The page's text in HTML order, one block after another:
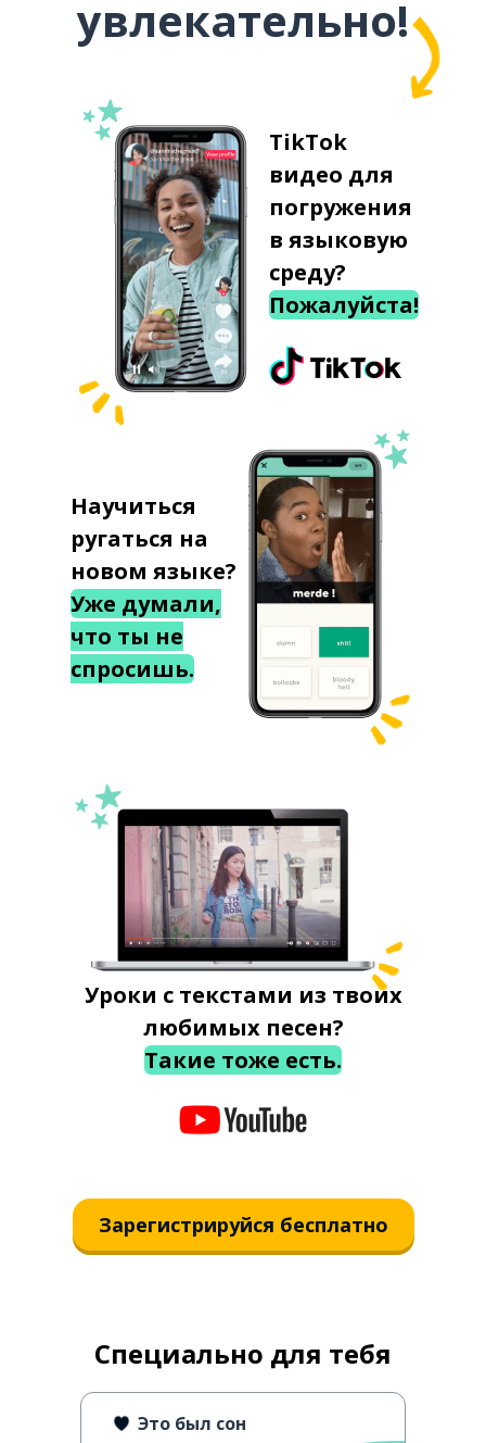
увлекательно!
TikTok
видео для
погружения
в языковую
среду?
Пожалуйста!
Научиться
ругаться на
новом языке?
Уже думали,
что ты не
спросишь.
Уроки с текстами из твоих
любимых песен?
Такие тоже есть.
Зарегистрируйся бесплатно
Специально для тебя
Это был сон